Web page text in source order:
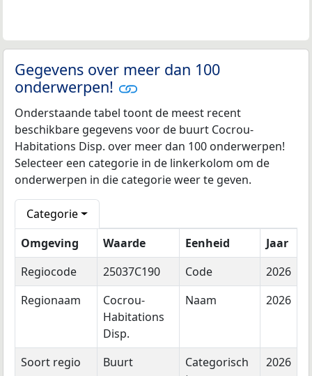
Gegevens over meer dan 100
onderwerpen!
Onderstaande tabel toont de meest recent
beschikbare gegevens voor de buurt Cocrou-
Habitations Disp. over meer dan 100 onderwerpen!
Selecteer een categorie in de linkerkolom om de
onderwerpen in die categorie weer te geven.
Categorie
Omgeving
Waarde Eenheid
Jaar
Regiocode
25037C190 Code
2026
Regionaam
Cocrou-
Habitations
Disp.
Naam 2026
Soort regio Buurt
Categorisch
2026